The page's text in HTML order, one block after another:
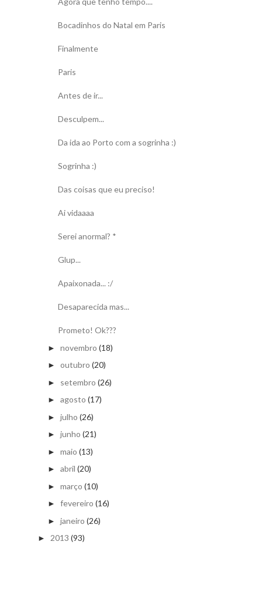
Bocadinhos do Natal em Paris
Finalmente
Paris
Antes de ir...
Desculpem...
Da ida ao Porto com a sogrinha :)
Sogrinha :)
Das coisas que eu preciso!
Ai vidaaaa
Serei anormal? *
Glup...
Apaixonada... :/
Desaparecida mas...
Prometo! Ok???
► novembro (18)
► outubro (20)
► setembro (26)
► agosto (17)
► julho (26)
► junho (21)
► maio (13)
► abril (20)
► março (10)
► fevereiro (16)
► janeiro (26)
► 2013 (93)